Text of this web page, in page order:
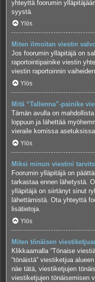
yhteyttä foorumin
syystä.
Ylös
Miten ilmoitan viestin
Jos foorumin ylläpitäjä on
raportointipainike viestin
viestin raportoinnin
Ylös
Mitä “Tallenna”-painike
Tämän avulla on
loppuun ja lähettää
vieraile komissa
Ylös
Miksi minun viestini
Foorumin ylläpitäjä on
tarkastaa ennen lähetystä.
ylläpitäjä on siirtänyt sinut
lähettämistä. Ota yhteyttä
lisätietoja.
Ylös
Miten tönäisen
Klikkaamalla “Tönaise
“tönäistä” viestiketjua
näe tätä, viestiketjujen
viestiketjujen tönäisemisen